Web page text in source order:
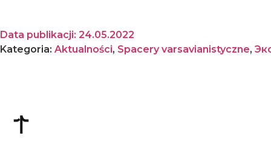
Data publikacji: 24.05.2022
Kategoria: Aktualności, Spacery varsavianistyczne,